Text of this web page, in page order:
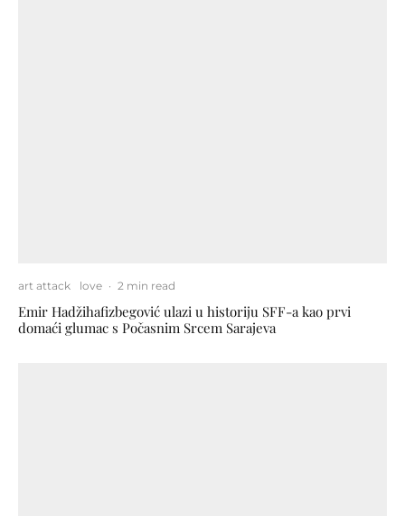
art attack love · 2 min read
Emir Hadžihafizbegović ulazi u historiju SFF-a kao prvi
domaći glumac s Počasnim Srcem Sarajeva